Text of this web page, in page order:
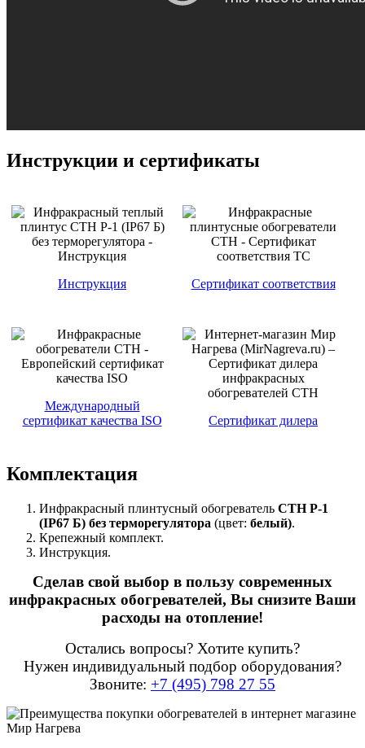
Инструкции и сертификаты
Инструкция Сертификат соответствия
Международный
сертификат качества ISO
Сертификат дилера
Комплектация
Инфракрасный плинтусный обогреватель СТН Р-1
(IP67 Б) без терморегулятора (цвет: белый).
Крепежный комплект.
Инструкция.
Сделав свой выбор в пользу современных
инфракрасных обогревателей, Вы снизите Ваши
расходы на отопление!
Остались вопросы? Хотите купить?
Нужен индивидуальный подбор оборудования?
Звоните: +7 (495) 798 27 55